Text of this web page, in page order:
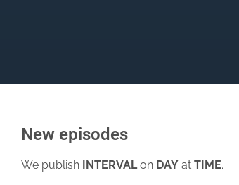
New episodes
We publish INTERVALon DAY at TIME.